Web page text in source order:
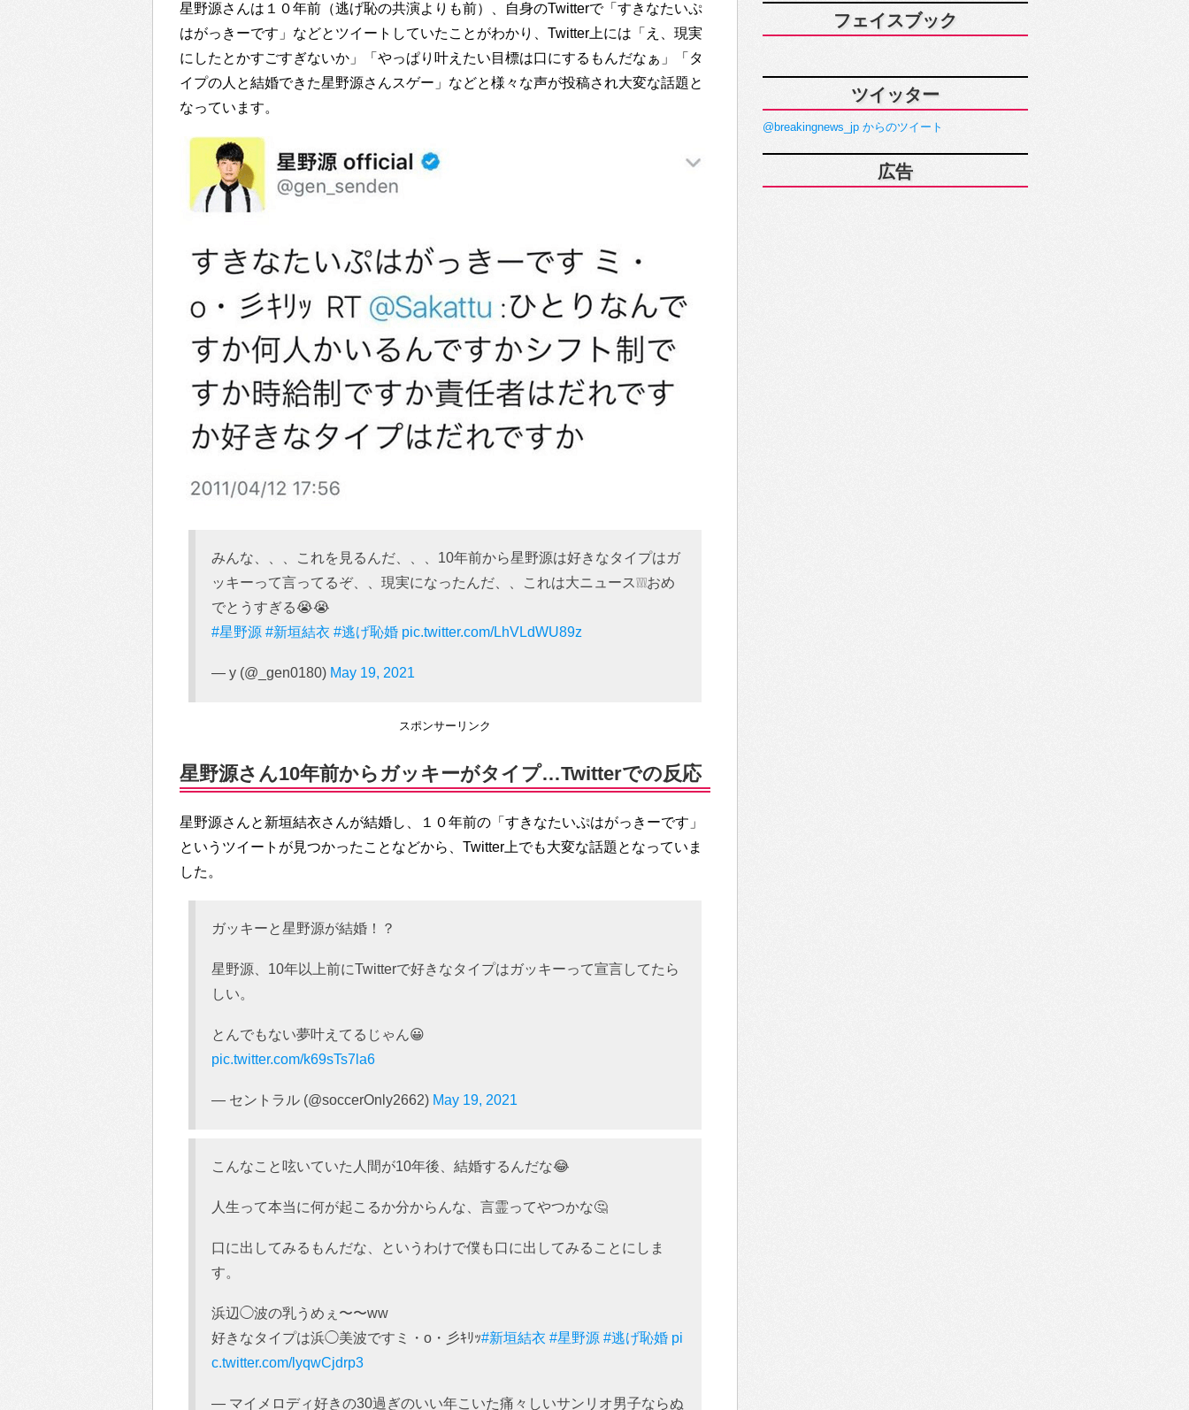
星野源さんは１０年前（逃げ恥の共演よりも前）、自身のTwitterで「すきなたいぷ
はがっきーです」などとツイートしていたことがわかり、Twitter上には「え、現実
にしたとかすごすぎないか」「やっぱり叶えたい目標は口にするもんだなぁ」「タ
イプの人と結婚できた星野源さんスゲー」などと様々な声が投稿され大変な話題と
なっています。
みんな、、、これを見るんだ、、、10年前から星野源は好きなタイプはガ
ッキーって言ってるぞ、、現実になったんだ、、これは大ニュース❕❕❕おめ
でとうすぎる😭😭
#星野源 #新垣結衣 #逃げ恥婚 pic.twitter.com/LhVLdWU89z
— y (@_gen0180) May 19, 2021
スポンサーリンク
星野源さん10年前からガッキーがタイプ…Twitterでの反応
星野源さんと新垣結衣さんが結婚し、１０年前の「すきなたいぷはがっきーです」
というツイートが見つかったことなどから、Twitter上でも大変な話題となっていま
した。
ガッキーと星野源が結婚！？
星野源、10年以上前にTwitterで好きなタイプはガッキーって宣言してたら
しい。
とんでもない夢叶えてるじゃん😀
pic.twitter.com/k69sTs7la6
— セントラル (@soccerOnly2662) May 19, 2021
こんなこと呟いていた人間が10年後、結婚するんだな😂
人生って本当に何が起こるか分からんな、言霊ってやつかな🤔
口に出してみるもんだな、というわけで僕も口に出してみることにしま
す。
浜辺◯波の乳うめぇ〜〜ww
好きなタイプは浜◯美波ですミ・o・彡ｷﾘｯ#新垣結衣 #星野源 #逃げ恥婚 pi
c.twitter.com/lyqwCjdrp3
— マイメロディ好きの30過ぎのいい年こいた痛々しいサンリオ男子ならぬ
フェイスブック
ツイッター
@breakingnews_jp からのツイート
広告